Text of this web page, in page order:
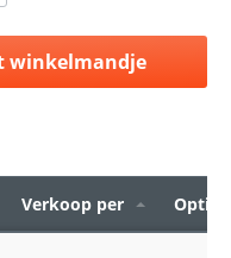
winkelmandje
Verkoop per Opties